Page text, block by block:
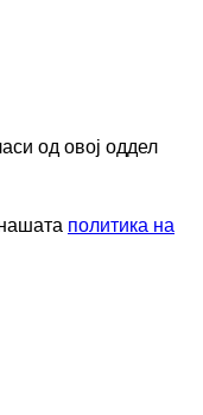
од овој оддел
политика на